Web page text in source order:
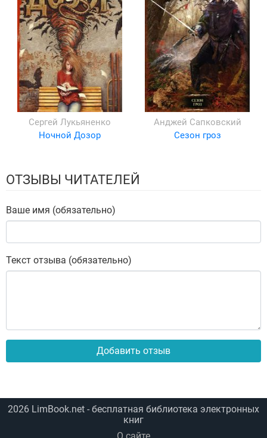
Сергей Лукьяненко
Ночной Дозор
Анджей Сапковский
Сезон гроз
ОТЗЫВЫ ЧИТАТЕЛЕЙ
Ваше имя (обязательно)
Текст отзыва (обязательно)
Добавить отзыв
2026 LimBook.net - бесплатная библиотека электронных
книг